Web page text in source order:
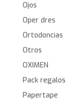
Ojos
Oper dres
Ortodoncias
Otros
OXIMEN
Pack regalos
Papertape